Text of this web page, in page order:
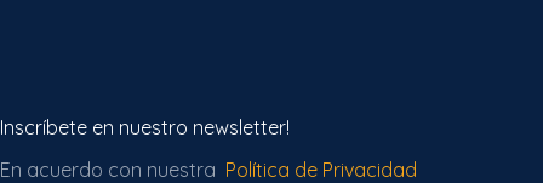
Inscríbete en nuestro newsletter!
En acuerdo con nuestra Política de Privacidad